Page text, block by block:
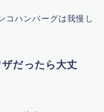
コハンバーグは我慢し
だったら大丈